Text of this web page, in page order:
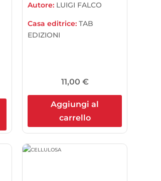
Autore: LUIGI FALCO
Casa editrice:TAB
EDIZIONI
11,00 €
Aggiungi al
carrello